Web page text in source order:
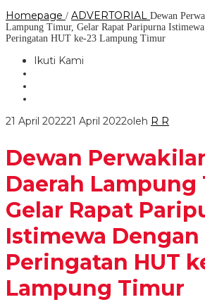
Homepage / ADVERTORIAL Dewan
Lampung Timur, Gelar Rapat Paripurna
Peringatan HUT ke-23 Lampung Timur
Ikuti Kami
21 April 202221 April 2022oleh R R
Dewan
Daerah Lampung
Gelar Rapat
Istimewa Dengan
Peringatan HUT
Lampung Timur